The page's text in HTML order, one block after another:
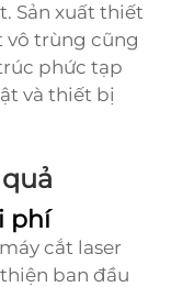
Sản xuất thiết
vô trùng cũng
phức tạp
và thiết bị
phí
cắt laser
ban đầu